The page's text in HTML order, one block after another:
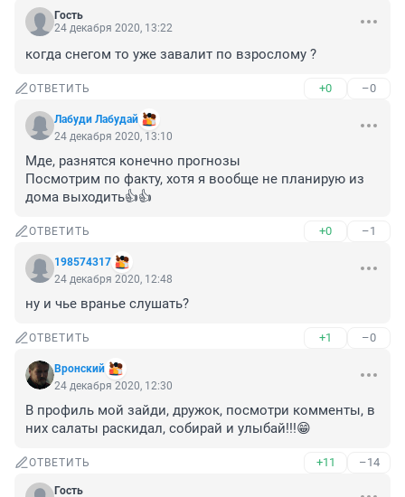
Гость
24 декабря 2020, 13:22
когда снегом то уже завалит по взрослому ?
ОТВЕТИТЬ +0 –0
Лабуди Лабудай
24 декабря 2020, 13:10
Мде, разнятся конечно прогнозы
Посмотрим по факту, хотя я вообще не планирую из
дома выходить👍👍
ОТВЕТИТЬ +0 –1
198574317
24 декабря 2020, 12:48
ну и чье вранье слушать?
ОТВЕТИТЬ +1 –0
Вронский
24 декабря 2020, 12:30
В профиль мой зайди, дружок, посмотри комменты, в
них салаты раскидал, собирай и улыбай!!!😁
ОТВЕТИТЬ +11 –14
Гость